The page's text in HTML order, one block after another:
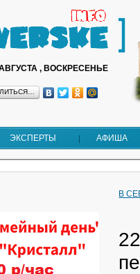
, ВОСКРЕСЕНЬЕ
ЭКСПЕРТЫ АФИША
В